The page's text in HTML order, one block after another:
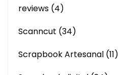
reviews (4)
Scanncut (34)
Scrapbook Artesanal (11)